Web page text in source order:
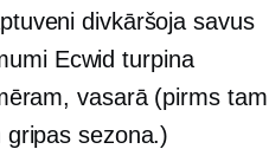
divkāršoja savus
Ecwid turpina
vasarā (pirms tam
sezona.)